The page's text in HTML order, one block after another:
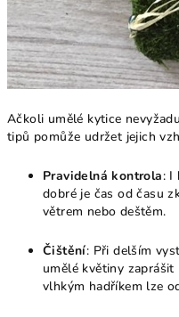
Ačkoli umělé kytice
tipů pomůže udržet jejich
Pravidelná kontrola: I
dobré je čas od času
větrem nebo deštěm.
Čištění: Při delším
umělé květiny
vlhkým hadříkem lze